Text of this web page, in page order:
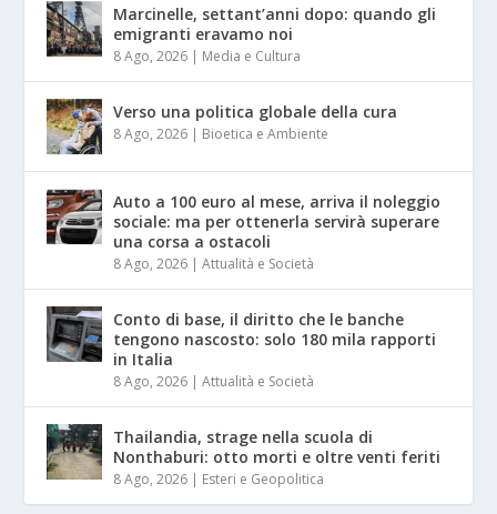
Marcinelle, settant’anni dopo: quando gli
emigranti eravamo noi
8 Ago, 2026 | Media e Cultura
Verso una politica globale della cura
8 Ago, 2026 | Bioetica e Ambiente
Auto a 100 euro al mese, arriva il noleggio
sociale: ma per ottenerla servirà superare
una corsa a ostacoli
8 Ago, 2026 |Attualità e Società
Conto di base, il diritto che le banche
tengono nascosto: solo 180 mila rapporti
in Italia
8 Ago, 2026 |Attualità e Società
Thailandia, strage nella scuola di
Nonthaburi: otto morti e oltre venti feriti
8 Ago, 2026 | Esteri e Geopolitica